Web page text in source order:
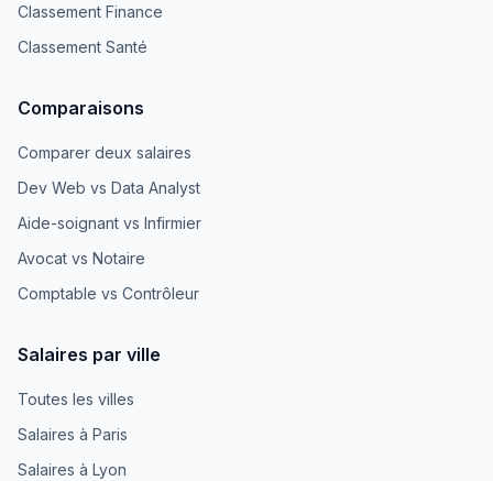
Classement Finance
Classement Santé
Comparaisons
Comparer deux salaires
Dev Web vs Data Analyst
Aide-soignant vs Infirmier
Avocat vs Notaire
Comptable vs Contrôleur
Salaires par ville
Toutes les villes
Salaires à Paris
Salaires à Lyon